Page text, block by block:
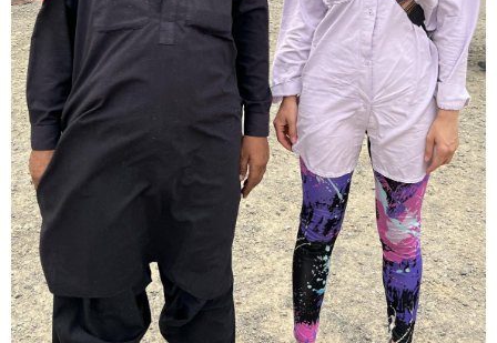
მოიმატებს მოტივაცია და აქტიური მოქმედების სურვილი.
კარგი დროა იმ საქმეების წამოსაწყებად, რომლებიც დიდ
ძალისხმევასა და ინიციატივას მოითხოვს. თავდაჯერებულობა
და პოზიტიური განწყობა დაგეხმარებათ, რომ დასახულ
მიზნებს ეტაპობრივად მიაღწიოთ.
როგორ მოვამზადოთ
ვეგეტარიანული ფალაფელი